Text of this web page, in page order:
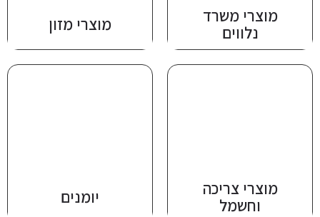
מוצרי משרד
נלווים
מוצרי מזון
מוצרי צריכה
וחשמל
יומנים